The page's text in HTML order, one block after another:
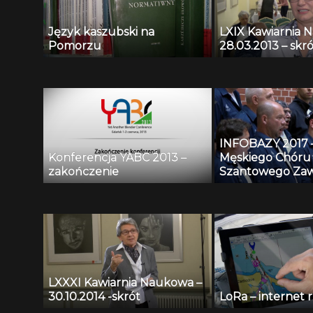
Język kaszubski na
Pomorzu
LXIX Kawiarnia
28.03.2013 –
Konferencja YABC 2013 –
zakończenie
INFOBAZY
Męskiego Chóru
Szantowego
Czarny
LXXXI Kawiarnia Naukowa –
30.10.2014 -skrót
LoRa – internet